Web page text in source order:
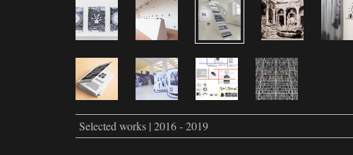
Selected works | 2016 - 2019